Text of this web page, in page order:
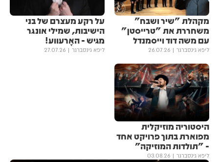
מקהלת "שיר ושבח"
משחררת את "טרייסטן"
עם משה דוד וייסמנדל
ליפא גינסברגר 26.07.26
על רקע מעצרם של בני
הישיבות, שמילי אונגר
מגיש - האָרעווע!
ליפא גינסברגר 27.07.26
היסטוריה מוזיקלית
מפוארת בתוך פרויקט אחד
- "תולדות המוזיקה"
ליפא גינסברגר 03.08.26